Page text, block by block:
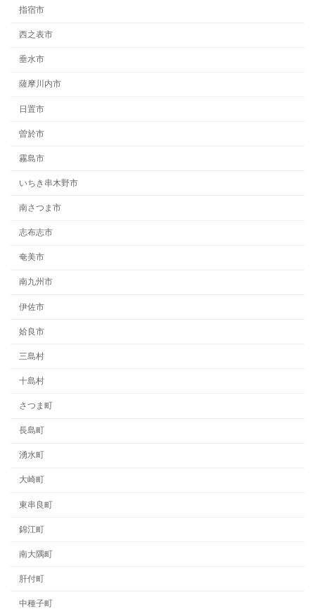
指宿市
西之表市
垂水市
薩摩川内市
日置市
曽於市
霧島市
いちき串木野市
南さつま市
志布志市
奄美市
南九州市
伊佐市
姶良市
三島村
十島村
さつま町
長島町
湧水町
大崎町
東串良町
錦江町
南大隅町
肝付町
中種子町